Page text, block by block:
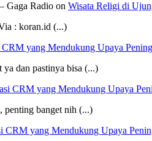
Gaga Radio on Wisata Religi di
: koran.id (...)
yang Mendukung Upaya
dan pastinya bisa (...)
CRM yang Mendukung Upaya
penting banget nih (...)
yang Mendukung Upaya